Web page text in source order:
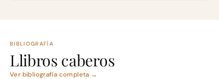
BIBLIOGRAFÍA
Llibros caberos
Ver bibliografía completa →